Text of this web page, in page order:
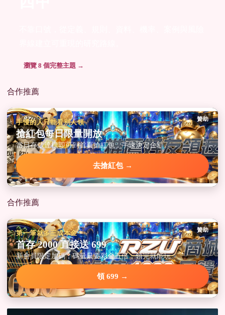
瀏覽 8 個完整主題 →
合作推薦
贊助
手慢的人只能看別人領
搶紅包每日限量開放
當日存款達標即可到首頁搶紅包，手速決定金額。
去搶紅包 →
合作推薦
贊助
第一筆就多三成本金
首存 2000 直接送 699
新會員限定加碼，碼量只要彩金五倍，領完就能玩。
領 699 →